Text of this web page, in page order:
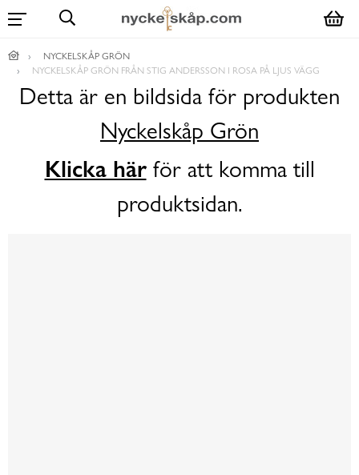
NYCKELSKÅP GRÖN
NYCKELSKÅP GRÖN FRÅN STIG ANDERSSON I ROSA PÅ LJUS VÄGG
Detta är en bildsida för produkten
Nyckelskåp Grön
Klicka härför att komma till
produktsidan.